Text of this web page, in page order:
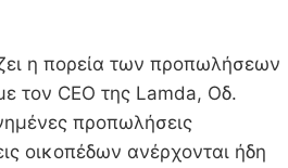
η πορεία των προπωλήσεων
τον CEO της Lamda, Οδ.
προπωλήσεις
οικοπέδων ανέρχονται ήδη